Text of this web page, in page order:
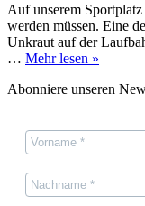
Auf unserem
werden müssen. Eine
Unkraut auf der
… Mehr lesen »
Abonniere unseren